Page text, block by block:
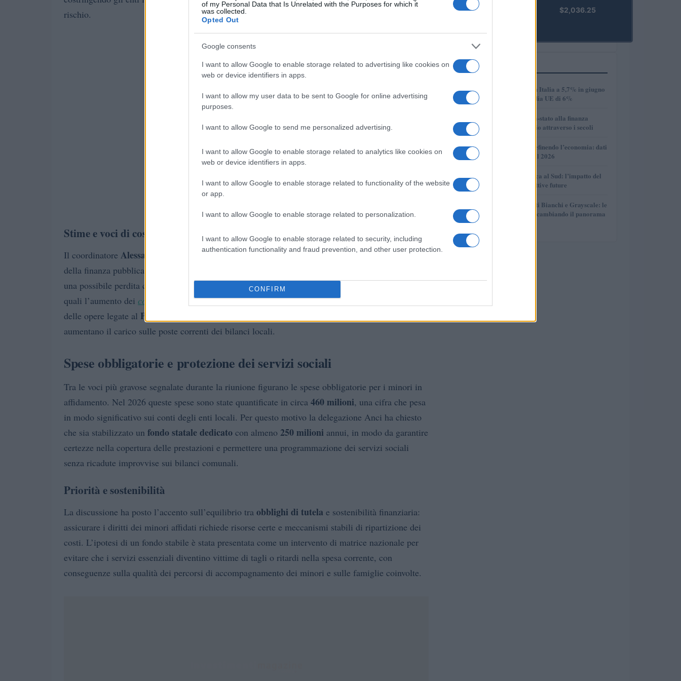
of my Personal Data that Is Unrelated with the Purposes for which it
was collected.
Opted Out
Google consents
I want to allow Google to enable storage related to advertising like cookies on
web or device identifiers in apps.
I want to allow my user data to be sent to Google for online advertising
purposes.
I want to allow Google to send me personalized advertising.
I want to allow Google to enable storage related to analytics like cookies on
web or device identifiers in apps.
I want to allow Google to enable storage related to functionality of the website
or app.
I want to allow Google to enable storage related to personalization.
I want to allow Google to enable storage related to security, including
authentication functionality and fraud prevention, and other user protection.
CONFIRM
rischio.
Stime e voci di costo
Il coordinatore Alessandro Canelli ha evidenziato come iComunirestino una componente sana
della finanza pubblica ma siano sottoposti a crescenti pressioni. Le stime comunicate parlano di
una possibile perdita complessiva di circa 2,2 miliardinel triennio 2026-2028
quali l’aumento dei costi energetici , l’inflazione, i rinnovi contrattuali e la complessa gestione
delle opere legate al PNRR
aumentano il carico sulle poste correnti dei bilanci locali.
Spese obbligatorie e protezione dei servizi sociali
Tra le voci più gravose segnalate durante la riunione figurano le spese obbligatorie per i minori in
affidamento. Nel 2026 queste spese sono state quantificate in circa 460 milioni, una cifra che pesa
in modo significativo sui conti degli enti locali. Per questo motivo la delegazione Anci ha chiesto
che sia stabilizzato un fondo statale dedicato con almeno 250 milioni annui, in modo da garantire
certezze nella copertura delle prestazioni e permettere una programmazione dei servizi sociali
senza ricadute improvvise sui bilanci comunali.
Priorità e sostenibilità
La discussione ha posto l’accento sull’equilibrio tra obblighi di tutela e sostenibilità finanziaria:
assicurare i diritti dei minori affidati richiede risorse certe e meccanismi stabili di ripartizione dei
costi. L’ipotesi di un fondo stabile è stata presentata come un intervento di matrice nazionale per
evitare che i servizi essenziali diventino vittime di tagli o ritardi nella spesa corrente, con
conseguenze sulla qualità dei percorsi di accompagnamento dei minori e sulle famiglie coinvolte.
PRIME)
$2,036.25
PIÙ LETTI
1
Disoccupazione in Italia a 5,7% in giugno
2026, sotto la media UE di 6%
2
Dalle antiche città-stato alla finanza
globale: un viaggio attraverso i secoli
3
Come l’IA sta ridefinendo l’economia: dati
e prospettive per il 2026
4
Crescita economica al Sud: l’impatto del
PNRR e le prospettive future
5
Volotea, Certificati Bianchi e Grayscale: le
novità che stanno cambiando il panorama